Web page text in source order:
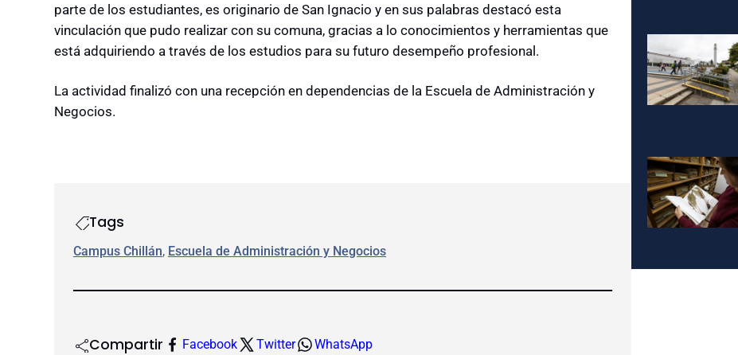
parte de los estudiantes, es originario de San Ignacio y en sus palabras destacó esta
vinculación que pudo realizar con su comuna, gracias a lo conocimientos y herramientas que
está adquiriendo a través de los estudios para su futuro desempeño profesional.
La actividad finalizó con una recepción en dependencias de la Escuela de Administración y
Negocios.
Tags
Campus Chillán, Escuela de Administración y Negocios
Compartir Facebook Twitter WhatsApp